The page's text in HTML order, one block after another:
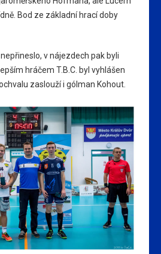
Bod ze základní hrací doby
v nájezdech pak byli
hráčem T.B.C. byl vyhlášen
zaslouží i gólman Kohout.